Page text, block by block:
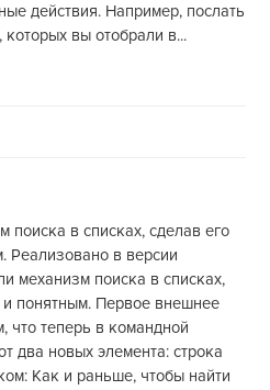
действия. Например, послать
которых вы отобрали в...
поиска в списках, сделав его
Реализовано в версии
механизм поиска в списках,
понятным. Первое внешнее
что теперь в командной
два новых элемента: строка
Как и раньше, чтобы найти